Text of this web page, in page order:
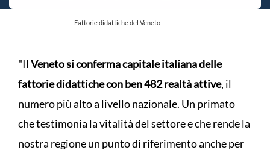
Fattorie didattiche del Veneto
"IlVeneto si conferma capitale italiana delle
fattorie didattiche con ben 482 realtà attive, il
numero più alto a livello nazionale. Un primato
che testimonia la vitalità del settore e che rende la
nostra regione un punto di riferimento anche per